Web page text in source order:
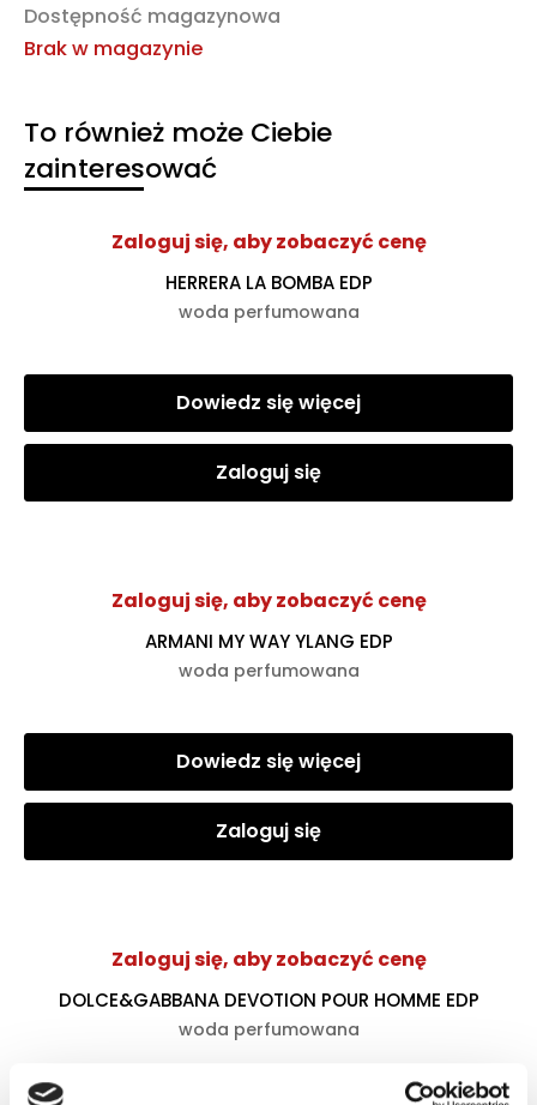
Dostępność magazynowa
Brak w magazynie
To również może Ciebie
zainteresować
Zaloguj się, aby zobaczyć cenę
HERRERA LA BOMBA EDP
woda perfumowana
Dowiedz się więcej
Zaloguj się
Zaloguj się, aby zobaczyć cenę
ARMANI MY WAY YLANG EDP
woda perfumowana
Dowiedz się więcej
Zaloguj się
Zaloguj się, aby zobaczyć cenę
DOLCE&GABBANA DEVOTION POUR HOMME EDP
woda perfumowana